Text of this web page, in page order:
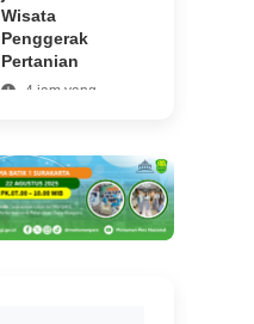
Wisata
Penggerak
Pertanian
4 jam yang
Jambret Tas
Wanita di
Boyolali, MM
Warga